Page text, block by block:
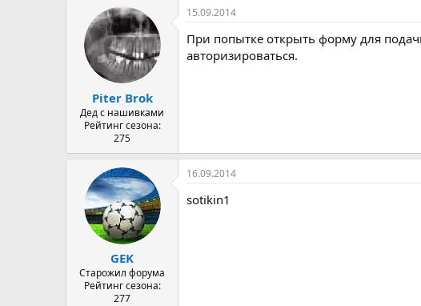
Piter Brok
Дед с нашивками
Рейтинг сезона:
275
15.09.2014
При попытке открыть форму для
авторизироваться.
GEK
Старожил форума
Рейтинг сезона:
277
16.09.2014
sotikin1